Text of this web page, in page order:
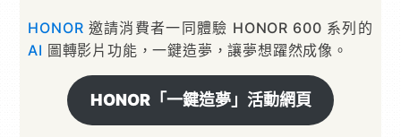
HONOR 邀請消費者一同體驗 HONOR 600 系列的
AI 圖轉影片功能，一鍵造夢，讓夢想躍然成像。
HONOR「一鍵造夢」活動網頁